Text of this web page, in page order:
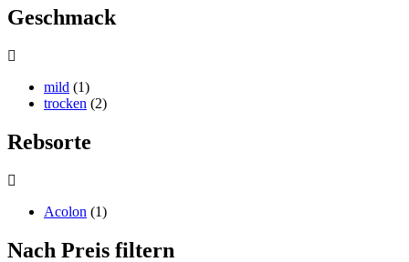
Geschmack
mild (1)
trocken (2)
Rebsorte
Acolon (1)
Nach Preis filtern